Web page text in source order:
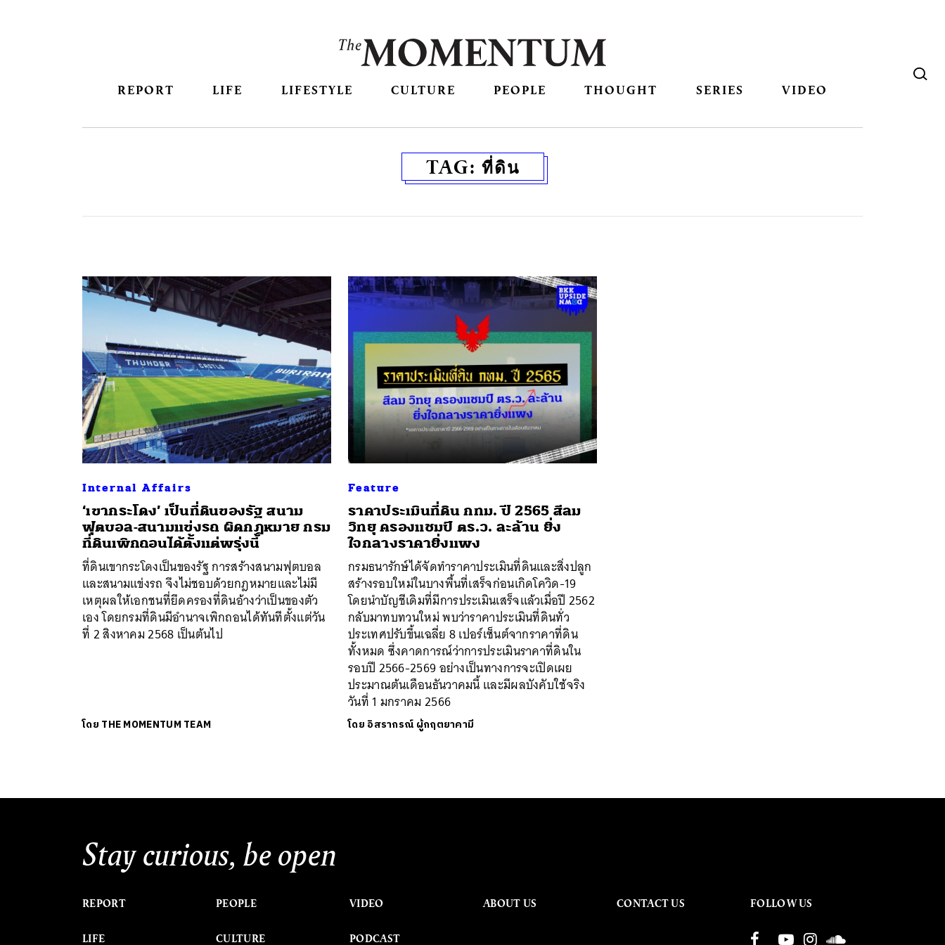
REPORT LIFE LIFESTYLE CULTURE PEOPLE THOUGHT SERIES VIDEO
TAG: ที่ดิน
Internal Affairs
‘เขากระโดง’ เป็นที่ดินของรัฐ สนาม
ฟุตบอล-สนามแข่งรถ ผิดกฎหมาย กรม
ที่ดินเพิกถอนได้ตั้งแต่พรุ่งนี้
ที่ดินเขากระโดงเป็นของรัฐ การสร้างสนามฟุตบอล
และสนามแข่งรถ จึงไม่ชอบด้วยกฎหมายและไม่มี
เหตุผลให้เอกชนที่ยึดครองที่ดินอ้างว่าเป็นของตัว
เอง โดยกรมที่ดินมีอำนาจเพิกถอนได้ทันทีตั้งแต่วัน
ที่ 2 สิงหาคม 2568 เป็นต้นไป
โดย THE MOMENTUM TEAM
Feature
ราคาประเมินที่ดิน กทม. ปี 2565 สีลม
วิทยุ ครองแชมป์ ตร.ว. ละล้าน ยิ่ง
ใจกลางราคายิ่งแพง
กรมธนารักษ์ได้จัดทำราคาประเมินที่ดินและสิ่งปลูก
สร้างรอบใหม่ในบางพื้นที่เสร็จก่อนเกิดโควิด-19
โดยนำบัญชีเดิมที่มีการประเมินเสร็จแล้วเมื่อปี 2562
กลับมาทบทวนใหม่ พบว่าราคาประเมินที่ดินทั่ว
ประเทศปรับขึ้นเฉลี่ย 8 เปอร์เซ็นต์จากราคาที่ดิน
ทั้งหมด ซึ่งคาดการณ์ว่าการประเมินราคาที่ดินใน
รอบปี 2566-2569 อย่างเป็นทางการจะเปิดเผย
ประมาณต้นเดือนธันวาคมนี้ และมีผลบังคับใช้จริง
วันที่ 1 มกราคม 2566
โดย อิสรากรณ์ ผู้กฤตยาคามี
Stay curious, be open
REPORT
LIFE
PEOPLE
CULTURE
VIDEO
PODCAST
ABOUT US CONTACT US FOLLOW US
ค้นหา
SHARE TWEET LINE EMAIL